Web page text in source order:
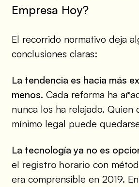
Empresa Hoy?
El recorrido normativo deja
conclusiones claras:
La tendencia es hacia más
menos. Cada reforma ha
nunca los ha relajado. Quien
mínimo legal puede
La tecnología ya no es
el registro horario con
era comprensible en 2019.